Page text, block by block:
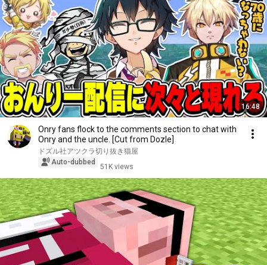
16:48
Onry fans flock to the comments section to chat with
Onry and the uncle. [Cut from Dozle]
ドズル社アツクラ切り抜き猫屋
Auto-dubbed
51K views